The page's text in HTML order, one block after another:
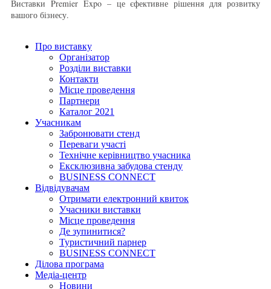
Виставки Premier Expo – це єфективне рішення для розвитку
вашого бізнесу.
Про виставку
Організатор
Розділи виставки
Контакти
Місце проведення
Партнери
Каталог 2021
Учасникам
Забронювати стенд
Переваги участі
Технічне керівництво учасника
Ексклюзивна забудова стенду
BUSINESS CONNECT
Відвідувачам
Отримати електронний квиток
Учасники виставки
Місце проведення
Де зупинитися?
Туристичний парнер
BUSINESS CONNECT
Ділова програма
Медіа-центр
Новини